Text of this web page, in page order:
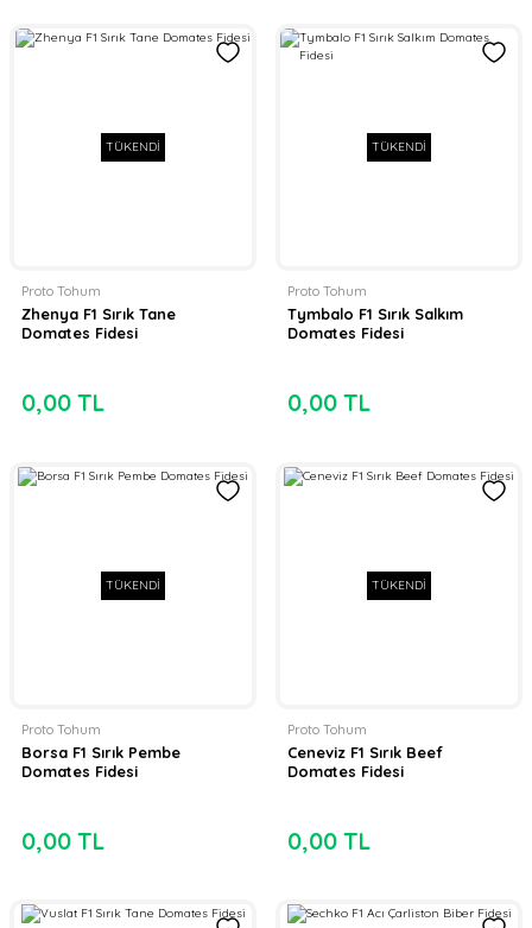
TÜKENDİ
Proto Tohum
Zhenya F1 Sırık Tane
Domates Fidesi
0,00 TL
TÜKENDİ
Proto Tohum
Tymbalo F1 Sırık Salkım
Domates Fidesi
0,00 TL
TÜKENDİ
Proto Tohum
Borsa F1 Sırık Pembe
Domates Fidesi
0,00 TL
TÜKENDİ
Proto Tohum
Ceneviz F1 Sırık Beef
Domates Fidesi
0,00 TL